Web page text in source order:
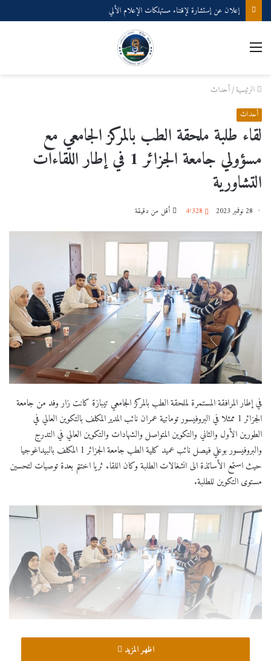
إعلان عن إستشارة لإقتناء مستهلكات الإعلام الألي
القائمة
الرئيسية/أحداث
أحداث
لقاء طلبة ملحقة الطب بالمركز الجامعي مع
مسؤولي جامعة الجزائر 1 في إطار اللقاءات
التشاورية
28 نوفمبر 2023 4٬328 أقل من دقيقة
في إطار المرافقة المستمرة لملحقة الطب بالمركز الجامعي تيبازة كانت زار وفد من جامعة
الجزائر 1 ممثلا في البروفيسور توماتية عمران نائب المدير المكلف بالتكوين العالي في
الطورين الأول والثاني والتكوين المتواصل والشهادات والتكوين العالي في التدرج
والبروفيسور بوعلي فيصل نائب عميد كلية الطب جامعة الجزائر 1 المكلف بالبيداغوجيا
حيث استمع الأساتذة الى انشغالات الطلبة وكان اللقاء ثريا اختتم بعدة توصيات لتحسين
مستوى التكوين للطلبة.
اظهر المزيد